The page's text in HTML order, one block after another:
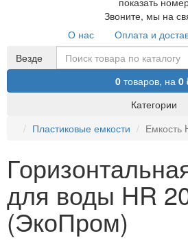
Звоните, мы на
О нас
Оплата и
Везде
0 товаров, на 0
Категории
Пластиковые емкости
Емкость
для воды HR
(ЭкоПром)